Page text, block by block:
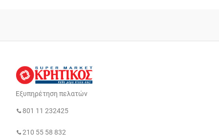
Εξυπηρέτηση πελατών
801 11 232425
210 55 58 832